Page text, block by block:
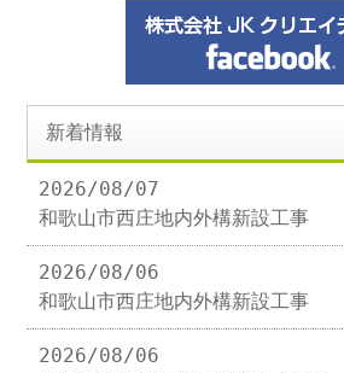
新着情報
2026/08/07
和歌山市西庄地内外構新設工事
2026/08/06
和歌山市西庄地内外構新設工事
2026/08/06